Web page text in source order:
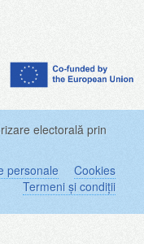
electorală prin
personale
Cookies
Termeni și condiții